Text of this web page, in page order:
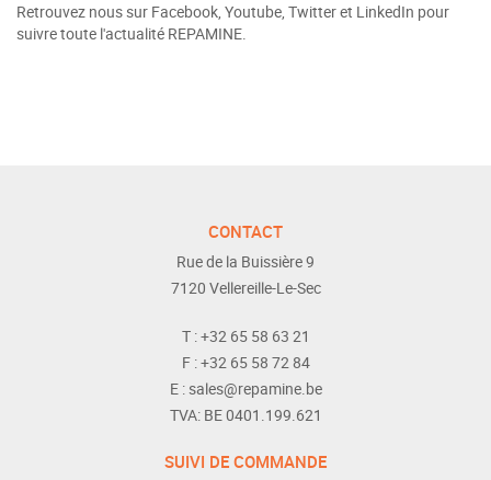
Retrouvez nous sur Facebook, Youtube, Twitter et LinkedIn pour
suivre toute l'actualité REPAMINE.
CONTACT
Rue de la Buissière 9
7120 Vellereille-Le-Sec
T :+32 65 58 63 21
F :+32 65 58 72 84
E :sales@repamine.be
TVA: BE 0401.199.621
SUIVI DE COMMANDE